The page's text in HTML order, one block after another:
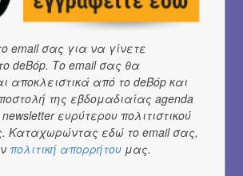
email σας για να γίνετε
deBόp. Το email σας θα
αποκλειστικά από το deBόp και
της εβδομαδιαίας agenda
ευρύτερου πολιτιστικού
Καταχωρώντας εδώ το email σας,
πολιτική απορρήτου μας.